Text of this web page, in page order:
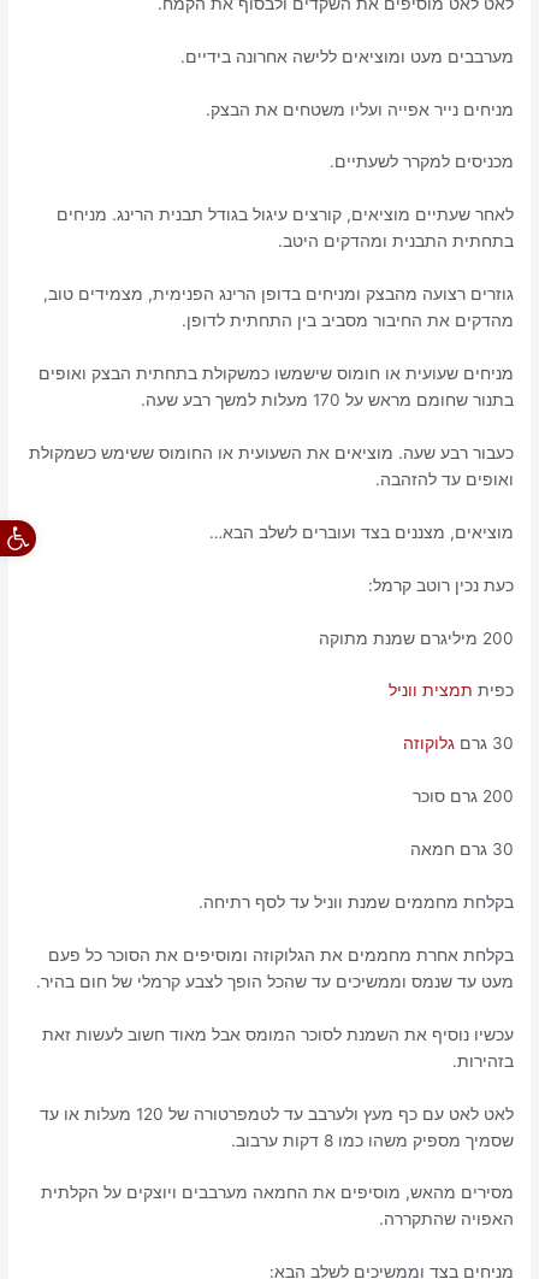
פתח
מערבבים מעט ומוציאים ללישה אחרונה בידיים.
מניחים נייר אפייה ועליו משטחים את הבצק.
מכניסים למקרר לשעתיים.
לאחר שעתיים מוציאים, קורצים עיגול בגודל תבנית הרינג. מניחים
בתחתית התבנית ומהדקים היטב.
גוזרים רצועה מהבצק ומניחים בדופן הרינג הפנימית, מצמידים טוב,
מהדקים את החיבור מסביב בין התחתית לדופן.
מניחים שעועית או חומוס שישמשו כמשקולת בתחתית הבצק ואופים
בתנור שחומם מראש על 170 מעלות למשך רבע שעה.
כעבור רבע שעה. מוציאים את השעועית או החומוס ששימש כשמקולת
ואופים עד להזהבה.
מוציאים, מצננים בצד ועוברים לשלב הבא…
כעת נכין רוטב קרמל:
200 מיליגרם שמנת מתוקה
כפית תמצית ווניל
30 גרם גלוקוזה
200 גרם סוכר
30 גרם חמאה
בקלחת מחממים שמנת ווניל עד לסף רתיחה.
בקלחת אחרת מחממים את הגלוקוזה ומוסיפים את הסוכר כל פעם
מעט עד שנמס וממשיכים עד שהכל הופך לצבע קרמלי של חום בהיר.
עכשיו נוסיף את השמנת לסוכר המומס אבל מאוד חשוב לעשות זאת
בזהירות.
לאט לאט עם כף מעץ ולערבב עד לטמפרטורה של 120 מעלות או עד
שסמיך מספיק משהו כמו 8 דקות ערבוב.
מסירים מהאש, מוסיפים את החמאה מערבבים ויוצקים על הקלתית
האפויה שהתקררה.
מניחים בצד וממשיכים לשלב הבא: